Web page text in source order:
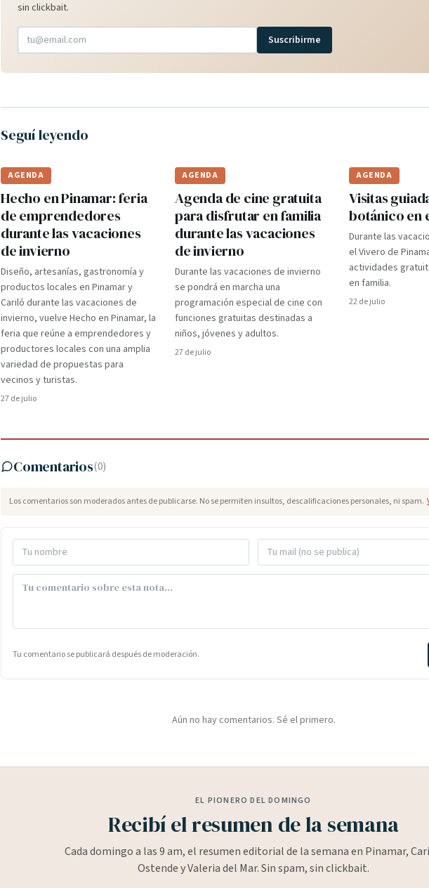
sin clickbait.
Suscribirme
Seguí leyendo
AGENDA
Hecho en Pinamar: feria
de emprendedores
durante las vacaciones
de invierno
Diseño, artesanías, gastronomía y
productos locales en Pinamar y
Cariló durante las vacaciones de
invierno, vuelve Hecho en Pinamar, la
feria que reúne a emprendedores y
productores locales con una amplia
variedad de propuestas para
vecinos y turistas.
27 de julio
AGENDA
Agenda de cine gratuita
para disfrutar en familia
durante las vacaciones
de invierno
Durante las vacaciones de invierno
se pondrá en marcha una
programación especial de cine con
funciones gratuitas destinadas a
niños, jóvenes y adultos.
27 de julio
AGENDA
Visitas
botánico en
Durante las
el Vivero de
actividades
en familia.
22 de julio
Comentarios(0)
Los comentarios son moderados antes de publicarse. No se permiten insultos, descalificaciones personales, ni spam.
Tu comentario se publicará después de moderación.
Aún no hay comentarios. Sé el primero.
EL PIONERO DEL DOMINGO
Recibí el resumen de la semana
Cada domingo a las 9 am, el resumen editorial de la semana en Pinamar,
Ostende y Valeria del Mar. Sin spam, sin clickbait.